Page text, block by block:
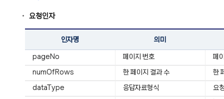
요청인자
인자명 의미
pageNo 페이지 번호 페
numOfRows 한 페이지 결과 수 한
dataType 응답자료형식 요